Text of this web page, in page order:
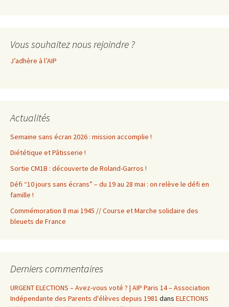
Vous souhaitez nous rejoindre ?
J’adhère à l’AIP
Actualités
Semaine sans écran 2026 : mission accomplie !
Diététique et Pâtisserie !
Sortie CM1B : découverte de Roland-Garros !
Défi “10 jours sans écrans” – du 19 au 28 mai : on relève le défi en
famille !
Commémoration 8 mai 1945 // Course et Marche solidaire des
bleuets de France
Derniers commentaires
URGENT ELECTIONS – Avez-vous voté ? | AIP Paris 14 – Association
Indépendante des Parents d'élèves depuis 1981 dans ELECTIONS